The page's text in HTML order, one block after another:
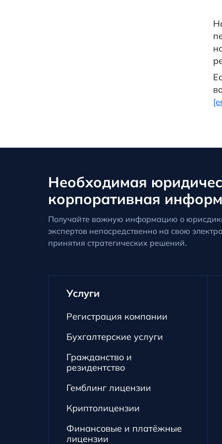
Необходимая
корпоративная
Получайте важную информацию о
экспертов непосредственно на свою
принятия стратегических решений.
Услуги
Регистрация компании
Бухгалтерские услуги
Гражданство и
резидентство
Гемблинг лицензии
Криптолицензии
Финансовые и платёжные
лицензии